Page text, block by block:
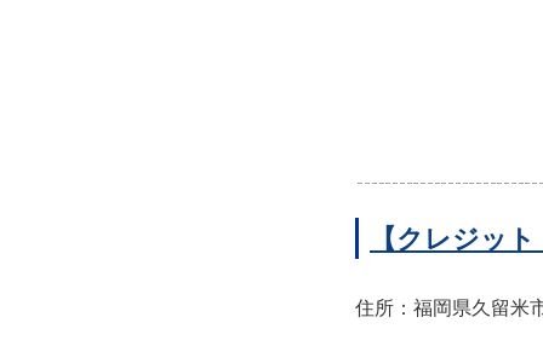
【クレジッ
住所：福岡県久留米